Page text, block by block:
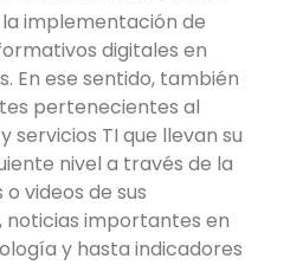
implementación de
digitales en
En ese sentido, también
pertenecientes al
servicios TI que llevan su
nivel a través de la
videos de sus
noticias importantes en
y hasta indicadores